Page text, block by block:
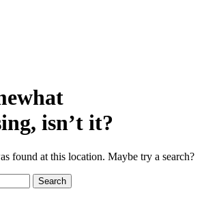
isn’t it?
found at this location. Maybe try a search?
Search